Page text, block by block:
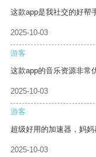
这款app是我社交的好帮
2025-10-03
游客
这款app的音乐资源非常
2025-10-03
游客
超级好用的加速器，妈
2025-10-03